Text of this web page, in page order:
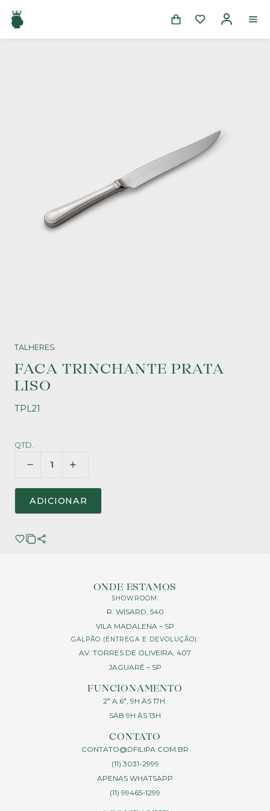
TALHERES
FACA TRINCHANTE PRATA
LISO
TPL21
QTD.
ADICIONAR
ONDE ESTAMOS
SHOWROOM:
R. WISARD, 540
VILA MADALENA – SP
GALPÃO (ENTREGA E DEVOLUÇÃO):
AV. TORRES DE OLIVEIRA, 407
JAGUARÉ – SP
FUNCIONAMENTO
2ª A 6ª, 9H ÀS 17H.
SÁB 9H ÀS 13H
CONTATO
CONTATO@DFILIPA.COM.BR
(11) 3031-2999
APENAS WHATSAPP
(11) 99465-1299